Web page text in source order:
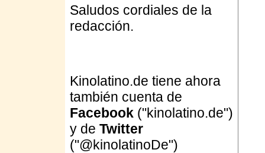
Saludos cordiales de la
redacción.
Kinolatino.de tiene ahora
también cuenta de
Facebook ("kinolatino.de")
y de Twitter
("@kinolatinoDe")